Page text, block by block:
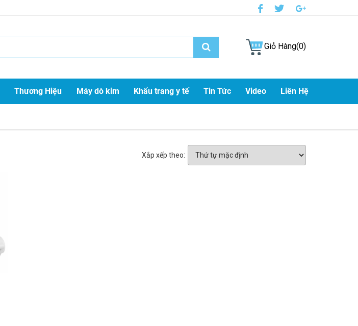
Giỏ Hàng(0)
Thương Hiệu Máy dò kim Khẩu trang y tế Tin Tức Video Liên Hệ
Xắp xếp theo: